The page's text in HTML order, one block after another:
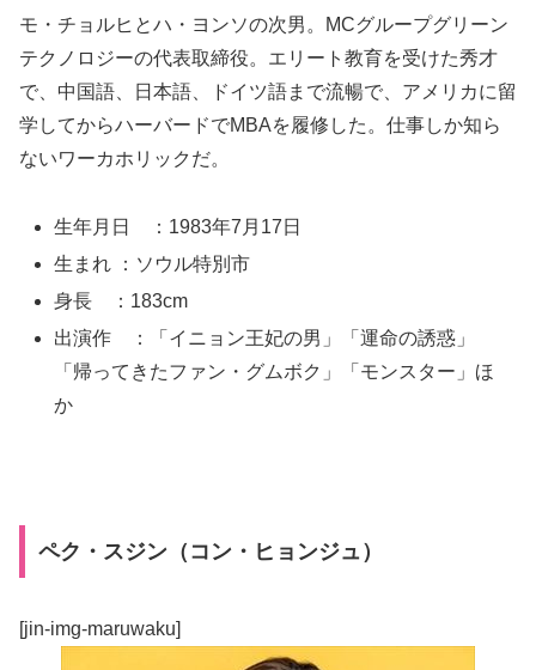
モ・チョルヒとハ・ヨンソの次男。MCグループグリーン
テクノロジーの代表取締役。エリート教育を受けた秀才
で、中国語、日本語、ドイツ語まで流暢で、アメリカに留
学してからハーバードでMBAを履修した。仕事しか知ら
ないワーカホリックだ。
生年月日 ：1983年7月17日
生まれ ：ソウル特別市
身長 ：183cm
出演作 ：「イニョン王妃の男」「運命の誘惑」
「帰ってきたファン・グムボク」「モンスター」ほ
か
ペク・スジン（コン・ヒョンジュ）
[jin-img-maruwaku]